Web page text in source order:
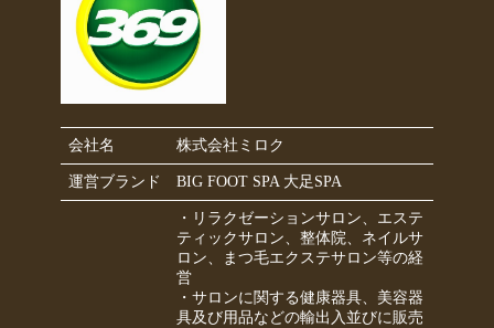
会社名 株式会社ミロク
運営ブランド BIG FOOT SPA 大足SPA
・リラクゼーションサロン、エステ
ティックサロン、整体院、ネイルサ
ロン、まつ毛エクステサロン等の経
営
・サロンに関する健康器具、美容器
具及び用品などの輸出入並びに販売